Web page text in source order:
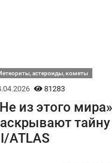
астероиды, кометы
81283
из этого
ATLAS